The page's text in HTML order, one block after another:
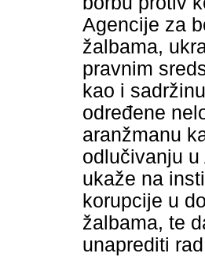
Agencije za
žalbama,
pravnim
kao i
određene
aranžmanu
odlučivanju
ukaže na
korupcije u
žalbama, te
unaprediti